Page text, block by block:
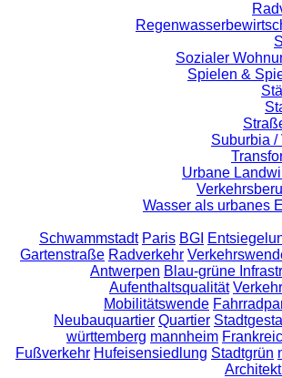
Sozialer
Spielen &
Suburbia /
Urbane
Wasser als urbanes
Schwammstadt Paris BGI
Gartenstraße Radverkehr
Antwerpen Blau-grüne
Aufenthaltsqualität
Mobilitätswende
Neubauquartier Quartier
württemberg mannheim
Fußverkehr Hufeisensiedlung Stadtgrün